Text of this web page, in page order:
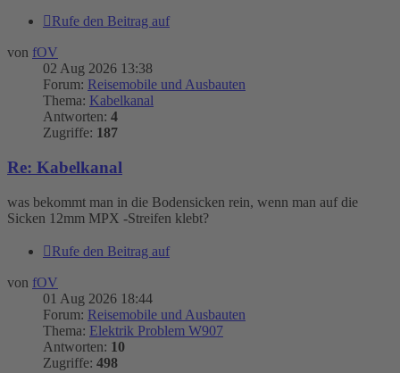
Rufe den Beitrag auf
von fOV
02 Aug 2026 13:38
Forum: Reisemobile und Ausbauten
Thema: Kabelkanal
Antworten: 4
Zugriffe: 187
Re: Kabelkanal
was bekommt man in die Bodensicken rein, wenn man auf die
Sicken 12mm MPX -Streifen klebt?
Rufe den Beitrag auf
von fOV
01 Aug 2026 18:44
Forum: Reisemobile und Ausbauten
Thema: Elektrik Problem W907
Antworten: 10
Zugriffe: 498